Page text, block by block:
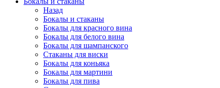
Назад
Бокалы и стаканы
Бокалы для красного вина
Бокалы для белого вина
Бокалы для шампанского
Стаканы для виски
Бокалы для коньяка
Бокалы для мартини
Бокалы для пива